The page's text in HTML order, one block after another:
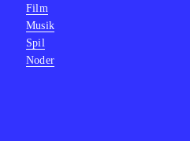
Film
Musik
Spil
Noder